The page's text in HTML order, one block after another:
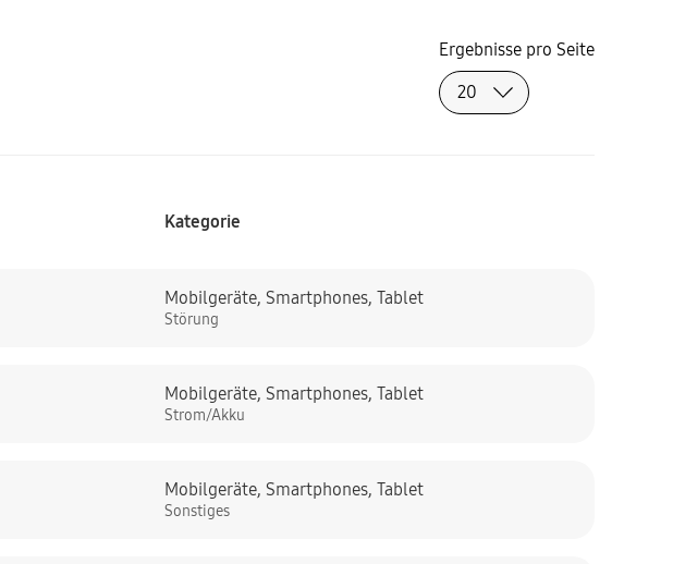
Ergebnisse pro Seite
Kategorie
Mobilgeräte,Smartphones,Tablet
Störung
Mobilgeräte,Smartphones,Tablet
Strom/Akku
Mobilgeräte,Smartphones,Tablet
Sonstiges